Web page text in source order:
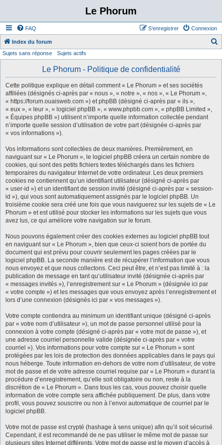
Le Phorum
FAQ Connexion
S’enregistrer
Index du forum
Sujets sans réponse Sujets actifs
Le Phorum - Politique de confidentialité
Cette politique explique en détail comment « Le Phorum » et ses sociétés
affiliées (désignés ci-après par « nous », « notre », « nos », « Le Phorum »,
« https://forum.ouaisweb.com ») et phpBB (désigné ci-après par « ils »,
« eux », « leur », « logiciel phpBB », « www.phpbb.com », « phpBB Limited »,
« Équipes phpBB ») utilisent n’importe quelle information collectée pendant
n’importe quelle session d’utilisation de votre part (désignée ci-après par
« vos informations »).
Vos informations sont collectées de deux manières. Premièrement, en
naviguant sur « Le Phorum », le logiciel phpBB créera un certain nombre de
cookies, qui sont des petits fichiers textes téléchargés dans les fichiers
temporaires du navigateur Internet de votre ordinateur. Les deux premiers
cookies ne contiennent qu’un identifiant utilisateur (désigné ci-après par
« user-id ») et un identifiant de session invité (désigné ci-après par « session-
id »), qui vous sont automatiquement assignés par le logiciel phpBB. Un
troisième cookie sera créé une fois que vous naviguerez sur les sujets de « Le
Phorum » et est utilisé pour stocker les informations sur les sujets que vous
avez lus, ce qui améliore votre navigation sur le forum.
Nous pouvons également créer des cookies externes au logiciel phpBB tout
en naviguant sur « Le Phorum », bien que ceux-ci soient hors de portée du
document qui est prévu pour couvrir seulement les pages créées par le
logiciel phpBB. La seconde manière est de récupérer l’information que vous
nous envoyez et que nous collectons. Ceci peut être, et n’est pas limité à : la
publication de message en tant qu’utilisateur invité (désignée ci-après par
« messages invités »), l’enregistrement sur « Le Phorum » (désignée ici par
« votre compte ») et les messages que vous envoyez après l’enregistrement et
lors d’une connexion (désignés ici par « vos messages »).
Votre compte contiendra au minimum un identifiant unique (désigné ci-après
par « votre nom d’utilisateur »), un mot de passe personnel utilisé pour la
connexion à votre compte (désigné ci-après par « votre mot de passe »), et
une adresse courriel personnelle valide (désignée ci-après par « votre
courriel »). Vos informations pour votre compte sur « Le Phorum » sont
protégées par les lois de protection des données applicables dans le pays qui
nous héberge. Toute information en-dehors de votre nom d’utilisateur, de votre
mot de passe et de votre adresse courriel requise par « Le Phorum » durant la
procédure d’enregistrement, qu’elle soit obligatoire ou non, reste à la
discrétion de « Le Phorum ». Dans tous les cas, vous pouvez choisir quelle
information de votre compte sera affichée publiquement. De plus, dans votre
profil, vous pouvez souscrire ou non à l’envoi automatique de courriel par le
logiciel phpBB.
Votre mot de passe est crypté (hashage à sens unique) afin qu’il soit sécurisé.
Cependant, il est recommandé de ne pas utiliser le même mot de passe sur
plusieurs sites Internet différents. Votre mot de passe est le moyen d’accès à